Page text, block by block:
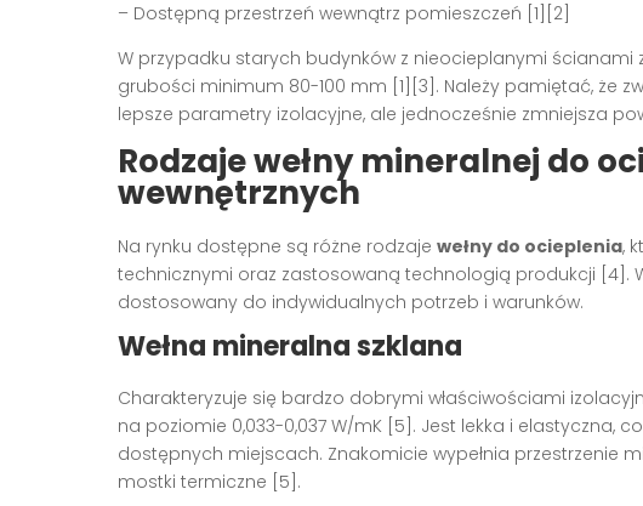
– Dostępną przestrzeń wewnątrz pomieszczeń [1][2]
W przypadku starych budynków z nieocieplanymi ścianami
grubości minimum 80-100 mm [1][3]. Należy pamiętać, że
lepsze parametry izolacyjne, ale jednocześnie zmniejsza
Rodzaje wełny mineralnej do
wewnętrznych
Na rynku dostępne są różne rodzaje wełny do ocieplenia,
technicznymi oraz zastosowaną technologią produkcji [4].
dostosowany do indywidualnych potrzeb i warunków.
Wełna mineralna szklana
Charakteryzuje się bardzo dobrymi właściwościami
na poziomie 0,033-0,037 W/mK [5]. Jest lekka i elastyczna,
dostępnych miejscach. Znakomicie wypełnia przestrzenie
mostki termiczne [5].